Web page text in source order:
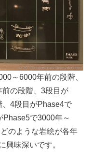
～6000年前の段階、
の段階、3段目が
4段目がPhase4で
で3000年～
のような岩絵が各年
興味深いです。